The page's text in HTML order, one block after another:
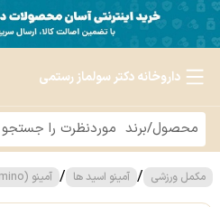
داروخانه دکتر سولماز رستمی
مکمل ورزشی / آمینو اسید ها / آمینو (Amino)